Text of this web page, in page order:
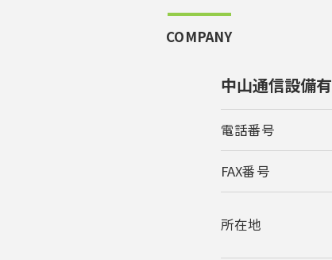
COMPANY
中山通信設備
電話番号
FAX番号
所在地